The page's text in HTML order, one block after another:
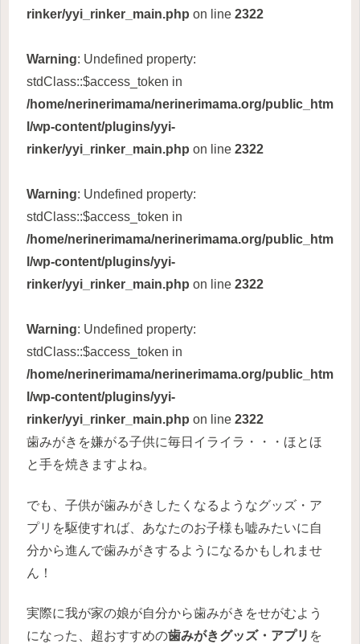
rinker/yyi_rinker_main.php on line 2322
Warning: Undefined property:
stdClass::$access_token in
/home/nerinerimama/nerinerimama.org/public_htm
l/wp-content/plugins/yyi-
rinker/yyi_rinker_main.php on line 2322
Warning: Undefined property:
stdClass::$access_token in
/home/nerinerimama/nerinerimama.org/public_htm
l/wp-content/plugins/yyi-
rinker/yyi_rinker_main.php on line 2322
Warning: Undefined property:
stdClass::$access_token in
/home/nerinerimama/nerinerimama.org/public_htm
l/wp-content/plugins/yyi-
rinker/yyi_rinker_main.php on line 2322
歯みがきを嫌がる子供に毎日イライラ・・・ほとほ
と手を焼きますよね。
でも、子供が歯みがきしたくなるようなグッズ・ア
プリを駆使すれば、あなたのお子様も嘘みたいに自
分から進んで歯みがきするようになるかもしれませ
ん！
実際に我が家の娘が自分から歯みがきをせがむよう
になった、超おすすめの歯みがきグッズ・アプリ を